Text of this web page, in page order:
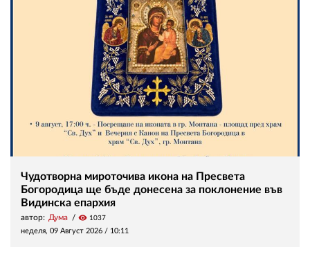
Чудотворна мироточива икона на Пресвета
Богородица ще бъде донесена за поклонение във
Видинска епархия
автор: Дума visibility 1037
неделя, 09 Август 2026 / 10:11